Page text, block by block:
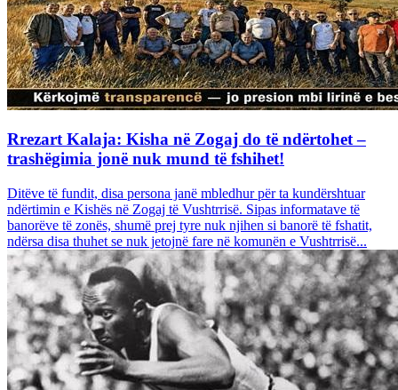
Rrezart Kalaja: Kisha në Zogaj do të ndërtohet –
trashëgimia jonë nuk mund të fshihet!
Ditëve të fundit, disa persona janë mbledhur për ta kundërshtuar
ndërtimin e Kishës në Zogaj të Vushtrrisë. Sipas informatave të
banorëve të zonës, shumë prej tyre nuk njihen si banorë të fshatit,
ndërsa disa thuhet se nuk jetojnë fare në komunën e Vushtrrisë...